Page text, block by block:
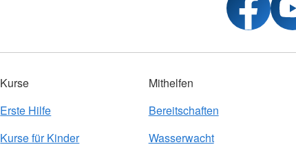
Kurse
Erste Hilfe
Kurse für Kinder
Mithelfen
Bereitschaften
Wasserwacht